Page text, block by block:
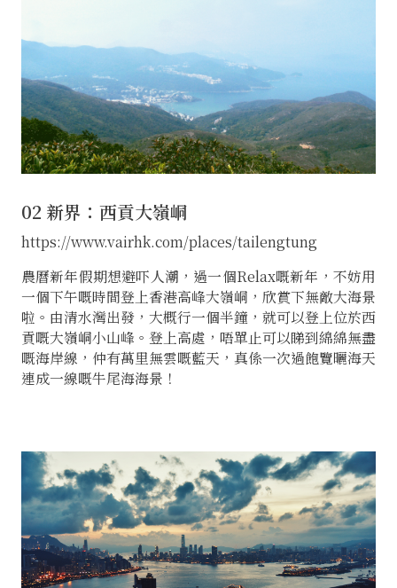
02 新界：西貢大嶺峒
https://www.vairhk.com/places/tailengtung
農曆新年假期想避吓人潮，過一個Relax嘅新年，不妨用
一個下午嘅時間登上香港高峰大嶺峒，欣賞下無敵大海景
啦。由清水灣出發，大概行一個半鐘，就可以登上位於西
貢嘅大嶺峒小山峰。登上高處，唔單止可以睇到綿綿無盡
嘅海岸線，仲有萬里無雲嘅藍天，真係一次過飽覽曬海天
連成一線嘅牛尾海海景！